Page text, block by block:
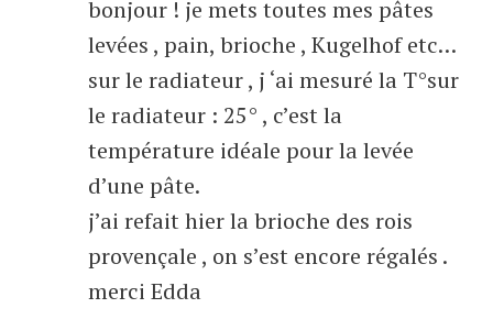
bonjour ! je mets toutes mes pâtes
levées , pain, brioche , Kugelhof etc…
sur le radiateur , j ‘ai mesuré la T°sur
le radiateur : 25° , c’est la
température idéale pour la levée
d’une pâte.
j’ai refait hier la brioche des rois
provençale , on s’est encore régalés .
merci Edda